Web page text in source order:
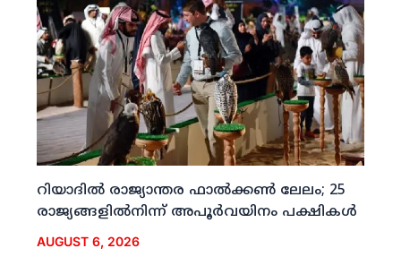
റിയാദില്‍ രാജ്യാന്തര ഫാല്‍ക്കണ്‍ ലേലം; 25
രാജ്യങ്ങളില്‍നിന്ന് അപൂര്‍വയിനം പക്ഷികള്‍
AUGUST 6, 2026